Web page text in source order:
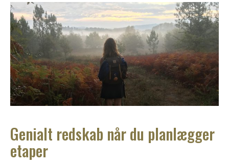
Genialt redskab når du planlægger
etaper